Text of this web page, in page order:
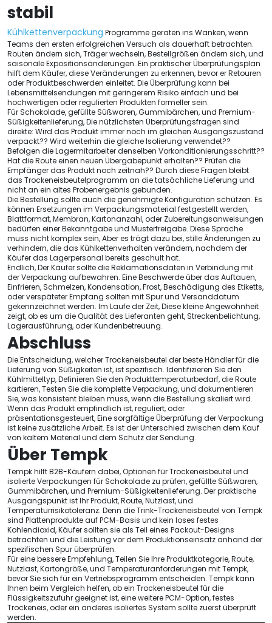
stabil
Kühlkettenverpackung Programme geraten ins Wanken, wenn
Teams den ersten erfolgreichen Versuch als dauerhaft betrachten.
Routen ändern sich, Träger wechseln, Bestellgrößen ändern sich, und
saisonale Expositionsänderungen. Ein praktischer Überprüfungsplan
hilft dem Käufer, diese Veränderungen zu erkennen, bevor er Retouren
oder Produktbeschwerden einleitet. Die Überprüfung kann bei
Lebensmittelsendungen mit geringerem Risiko einfach und bei
hochwertigen oder regulierten Produkten formeller sein.
Für Schokolade, gefüllte Süßwaren, Gummibärchen, und Premium-
Süßigkeitenlieferung, Die nützlichsten Überprüfungsfragen sind
direkte: Wird das Produkt immer noch im gleichen Ausgangszustand
verpackt?? Wird weiterhin die gleiche Isolierung verwendet??
Befolgen die Lagermitarbeiter denselben Vorkonditionierungsschritt??
Hat die Route einen neuen Übergabepunkt erhalten?? Prüfen die
Empfänger das Produkt noch zeitnah?? Durch diese Fragen bleibt
das Trockeneisbeutelprogramm an die tatsächliche Lieferung und
nicht an ein altes Probenergebnis gebunden.
Die Bestellung sollte auch die genehmigte Konfiguration schützen. Es
können Ersetzungen im Verpackungsmaterial festgestellt werden,
Blattformat, Membran, Kartonanzahl, oder Zubereitungsanweisungen
bedürfen einer Bekanntgabe und Musterfreigabe. Diese Sprache
muss nicht komplex sein, Aber es trägt dazu bei, stille Änderungen zu
verhindern, die das Kühlkettenverhalten verändern, nachdem der
Käufer das Lagerpersonal bereits geschult hat.
Endlich, Der Käufer sollte die Reklamationsdaten in Verbindung mit
der Verpackung aufbewahren. Eine Beschwerde über das Auftauen,
Einfrieren, Schmelzen, Kondensation, Frost, Beschädigung des Etiketts,
oder verspäteter Empfang sollten mit Spur und Versanddatum
gekennzeichnet werden. Im Laufe der Zeit, Diese kleine Angewohnheit
zeigt, ob es um die Qualität des Lieferanten geht, Streckenbelichtung,
Lagerausführung, oder Kundenbetreuung.
Abschluss
Die Entscheidung, welcher Trockeneisbeutel der beste Händler für die
Lieferung von Süßigkeiten ist, ist spezifisch. Identifizieren Sie den
Kühlmitteltyp, Definieren Sie den Produkttemperaturbedarf, die Route
kartieren, Testen Sie die komplette Verpackung, und dokumentieren
Sie, was konsistent bleiben muss, wenn die Bestellung skaliert wird.
Wenn das Produkt empfindlich ist, reguliert, oder
präsentationsgesteuert, Eine sorgfältige Überprüfung der Verpackung
ist keine zusätzliche Arbeit. Es ist der Unterschied zwischen dem Kauf
von kaltem Material und dem Schutz der Sendung.
Über Tempk
Tempk hilft B2B-Käufern dabei, Optionen für Trockeneisbeutel und
isolierte Verpackungen für Schokolade zu prüfen, gefüllte Süßwaren,
Gummibärchen, und Premium-Süßigkeitenlieferung. Der praktische
Ausgangspunkt ist Ihr Produkt, Route, Nutzlast, und
Temperaturrisikotoleranz. Denn die Trink-Trockeneisbeutel von Tempk
sind Plattenprodukte auf PCM-Basis und kein loses festes
Kohlendioxid, Käufer sollten sie als Teil eines Packout-Designs
betrachten und die Leistung vor dem Produktionseinsatz anhand der
spezifischen Spur überprüfen.
Für eine bessere Empfehlung, Teilen Sie Ihre Produktkategorie, Route,
Nutzlast, Kartongröße, und Temperaturanforderungen mit Tempk,
bevor Sie sich für ein Vertriebsprogramm entscheiden. Tempk kann
Ihnen beim Vergleich helfen, ob ein Trockeneisbeutel für die
Flüssigkeitszufuhr geeignet ist, eine weitere PCM-Option, festes
Trockeneis, oder ein anderes isoliertes System sollte zuerst überprüft
werden.